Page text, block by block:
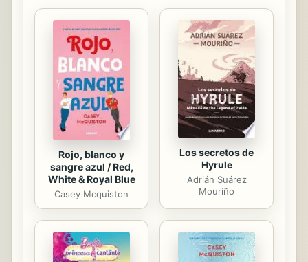
Rojo, blanco y
sangre azul / Red,
White & Royal Blue
Casey Mcquiston
Los secretos de
Hyrule
Adrián Suárez
Mouriño